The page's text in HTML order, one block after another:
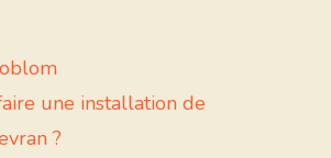
une installation de
?